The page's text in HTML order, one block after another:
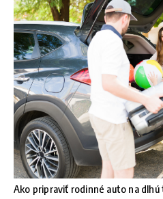
Ako pripraviť rodinné auto na dlhú